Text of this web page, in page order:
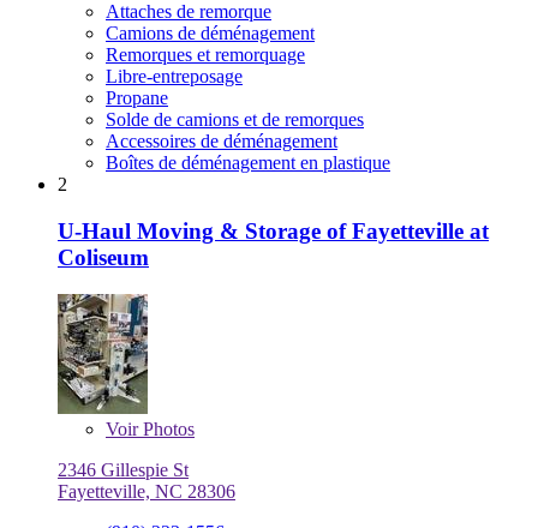
Attaches de remorque
Camions de déménagement
Remorques et remorquage
Libre-entreposage
Propane
Solde de camions et de remorques
Accessoires de déménagement
Boîtes de déménagement en plastique
2
U-Haul Moving & Storage of Fayetteville at
Coliseum
VoirPhotos
2346 Gillespie St
Fayetteville, NC 28306